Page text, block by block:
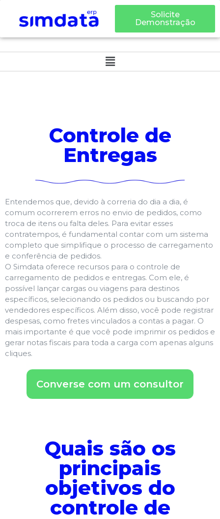
Solicite
Demonstração
Controle de
Entregas
Entendemos que, devido à correria do dia a dia, é
comum ocorrerem erros no envio de pedidos, como
troca de itens ou falta deles. Para evitar esses
contratempos, é fundamental contar com um sistema
completo que simplifique o processo de carregamento
e conferência de pedidos.
O Simdata oferece recursos para o controle de
carregamento de pedidos e entregas. Com ele, é
possível lançar cargas ou viagens para destinos
específicos, selecionando os pedidos ou buscando por
vendedores específicos. Além disso, você pode registrar
despesas, como fretes vinculados a contas a pagar. O
mais importante é que você pode imprimir os pedidos e
gerar notas fiscais para toda a carga com apenas alguns
cliques.
Converse com um consultor
Quais são os
principais
objetivos do
controle de